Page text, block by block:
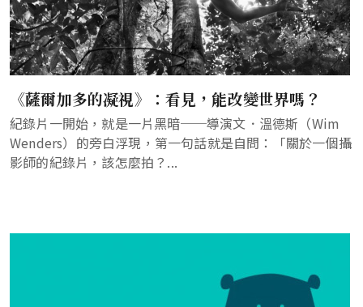
《薩爾加多的凝視》：看見，能改變世界嗎？
紀錄片一開始，就是一片黑暗──導演文．溫德斯（Wim
Wenders）的旁白浮現，第一句話就是自問：「關於一個攝
影師的紀錄片，該怎麼拍？...